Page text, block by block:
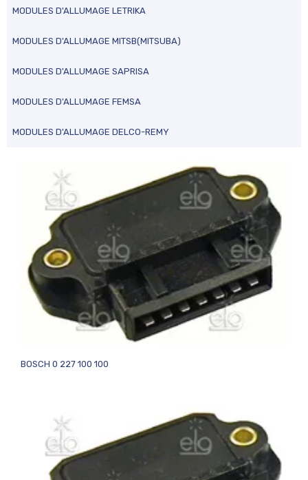
MODULES D'ALLUMAGE LETRIKA
MODULES D'ALLUMAGE MITSB(MITSUBA)
MODULES D'ALLUMAGE SAPRISA
MODULES D'ALLUMAGE FEMSA
MODULES D'ALLUMAGE DELCO-REMY
BOSCH 0 227 100 100